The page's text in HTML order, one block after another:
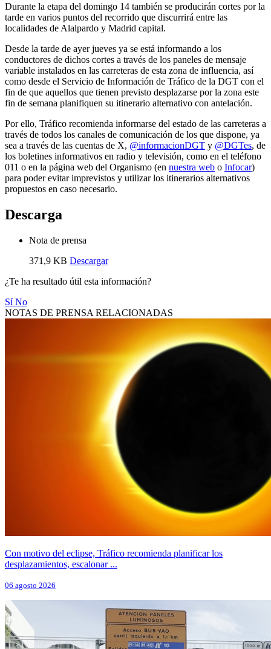
Durante la etapa del domingo 14 también se producirán cortes por la
tarde en varios puntos del recorrido que discurrirá entre las
localidades de Alalpardo y Madrid capital.
Desde la tarde de ayer jueves ya se está informando a los
conductores de dichos cortes a través de los paneles de mensaje
variable instalados en las carreteras de esta zona de influencia, así
como desde el Servicio de Información de Tráfico de la DGT con el
fin de que aquellos que tienen previsto desplazarse por la zona este
fin de semana planifiquen su itinerario alternativo con antelación.
Por ello, Tráfico recomienda informarse del estado de las carreteras a
través de todos los canales de comunicación de los que dispone, ya
sea a través de las cuentas de X, @informacionDGT y @DGTes, de
los boletines informativos en radio y televisión, como en el teléfono
011 o en la página web del Organismo (en nuestra web o Infocar)
para poder evitar imprevistos y utilizar los itinerarios alternativos
propuestos en caso necesario.
Descarga
Nota de prensa
371,9 KB Descargar
¿Te ha resultado útil esta información?
SíNo
NOTAS DE PRENSA RELACIONADAS
Con motivo del eclipse, Tráfico recomienda planificar los
desplazamientos, escalonar ...
06 agosto 2026